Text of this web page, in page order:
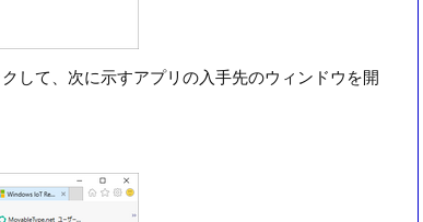
して、次に示すアプリの入手先のウィンドウを開